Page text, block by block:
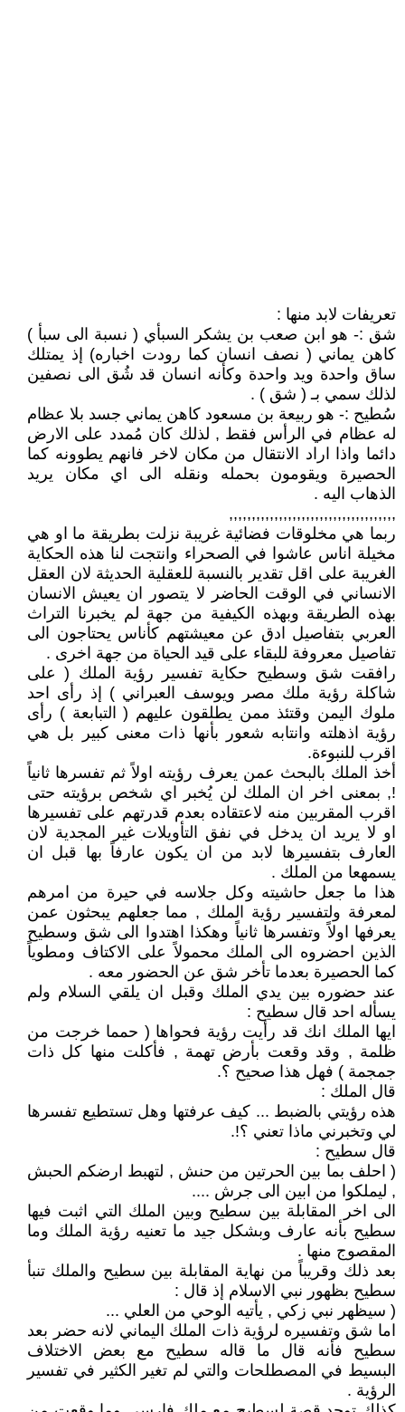
تعريفات لابد منها :
شق :- هو ابن صعب بن يشكر السبأي ( نسبة الى سبأ )
كاهن يماني ( نصف انسان كما رودت اخباره) إذ يمتلك
ساق واحدة ويد واحدة وكأنه انسان قد شُق الى نصفين
لذلك سمي بـ ( شق ) .
سُطيح :- هو ربيعة بن مسعود كاهن يماني جسد بلا عظام
له عظام في الرأس فقط , لذلك كان مُمدد على الارض
دائما واذا اراد الانتقال من مكان لاخر فانهم يطوونه كما
الحصيرة ويقومون بحمله ونقله الى اي مكان يريد
الذهاب اليه .
,,,,,,,,,,,,,,,,,,,,,,,,,,,,,,,,,,,,,
ربما هي مخلوقات فضائية غريبة نزلت بطريقة ما او هي
مخيلة اناس عاشوا في الصحراء وانتجت لنا هذه الحكاية
الغريبة على اقل تقدير بالنسبة للعقلية الحديثة لان العقل
الانساني في الوقت الحاضر لا يتصور ان يعيش الانسان
بهذه الطريقة وبهذه الكيفية من جهة لم يخبرنا التراث
العربي بتفاصيل ادق عن معيشتهم كأناس يحتاجون الى
تفاصيل معروفة للبقاء على قيد الحياة من جهة اخرى .
رافقت شق وسطيح حكاية تفسير رؤية الملك ( على
شاكلة رؤية ملك مصر ويوسف العبراني ) إذ رأى احد
ملوك اليمن وقتئذ ممن يطلقون عليهم ( التبابعة ) رأى
رؤية اذهلته وانتابه شعور بأنها ذات معنى كبير بل هي
اقرب للنبوءة.
أخذ الملك بالبحث عمن يعرف رؤيته اولاً ثم تفسرها ثانياً
!, بمعنى اخر ان الملك لن يُخبر اي شخص برؤيته حتى
اقرب المقربين منه لاعتقاده بعدم قدرتهم على تفسيرها
او لا يريد ان يدخل في نفق التأويلات غير المجدية لان
العارف بتفسيرها لابد من ان يكون عارفاً بها قبل ان
يسمهعا من الملك .
هذا ما جعل حاشيته وكل جلاسه في حيرة من امرهم
لمعرفة ولتفسير رؤية الملك , مما جعلهم يبحثون عمن
يعرفها اولاً وتفسرها ثانياً وهكذا اهتدوا الى شق وسطيح
الذين احضروه الى الملك محمولاً على الاكتاف ومطوياً
كما الحصيرة بعدما تأخر شق عن الحضور معه .
عند حضوره بين يدي الملك وقبل ان يلقي السلام ولم
يسأله احد قال سطيح :
ايها الملك انك قد رأيت رؤية فحواها ( حمما خرجت من
ظلمة , وقد وقعت بأرض تهمة , فأكلت منها كل ذات
جمجمة ) فهل هذا صحيح ؟.
قال الملك :
هذه رؤيتي بالضبط ... كيف عرفتها وهل تستطيع تفسرها
لي وتخبرني ماذا تعني ؟!.
قال سطيح :
( احلف بما بين الحرتين من حنش , لتهبط ارضكم الحبش
, ليملكوا من ابين الى جرش ....
الى اخر المقابلة بين سطيح وبين الملك التي اثبت فيها
سطيح بأنه عارف وبشكل جيد ما تعنيه رؤية الملك وما
المقصوج منها .
بعد ذلك وقريباً من نهاية المقابلة بين سطيح والملك تنبأ
سطيح بظهور نبي الاسلام إذ قال :
( سيظهر نبي زكي , يأتيه الوحي من العلي ...
اما شق وتفسيره لرؤية ذات الملك اليماني لانه حضر بعد
سطيح فأنه قال ما قاله سطيح مع بعض الاختلاف
البسيط في المصطلحات والتي لم تغير الكثير في تفسير
الرؤية .